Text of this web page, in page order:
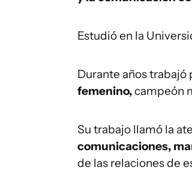
Estudió en la
Durante años trabajó
femenino,campeón
Su trabajo llamó la
comunicaciones,
de las relaciones de